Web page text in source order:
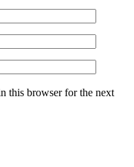
this browser for the next